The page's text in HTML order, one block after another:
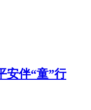
安伴“童”行